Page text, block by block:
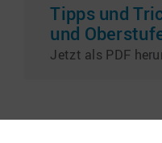
Tipps und
und
Jetzt als PDF